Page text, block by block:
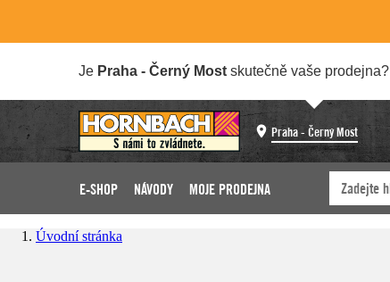
Je Praha - Černý Most skutečně vaše prodejna?
Praha - Černý Most
E-SHOP NÁVODY MOJE PRODEJNA
Úvodní stránka